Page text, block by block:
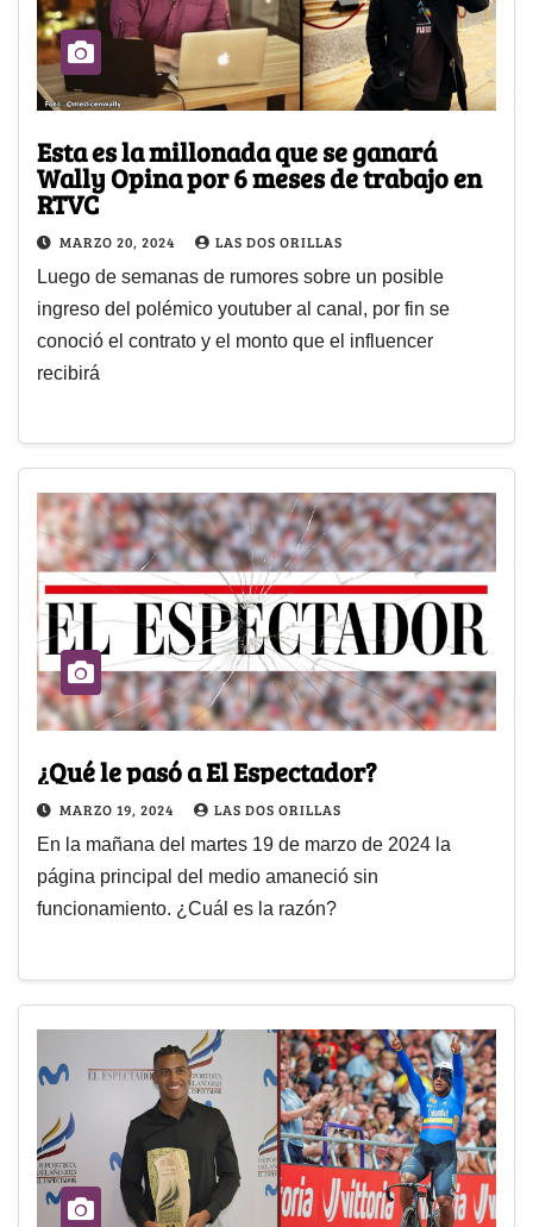
Esta es la millonada que se ganará
Wally Opina por 6 meses de trabajo en
RTVC
MARZO 20, 2024 LAS DOS ORILLAS
Luego de semanas de rumores sobre un posible
ingreso del polémico youtuber al canal, por fin se
conoció el contrato y el monto que el influencer
recibirá
¿Qué le pasó a El Espectador?
MARZO 19, 2024 LAS DOS ORILLAS
En la mañana del martes 19 de marzo de 2024 la
página principal del medio amaneció sin
funcionamiento. ¿Cuál es la razón?